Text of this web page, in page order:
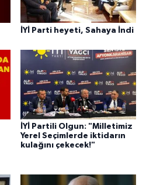
İYİ Parti heyeti, Sahaya İndi
İYİ Partili Olgun: "Milletimiz
Yerel Seçimlerde iktidarın
kulağını çekecek!"